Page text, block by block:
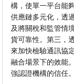
構，使單一平台能
供應鏈多元化，透
及將關稅和監管情
貨可靠性。第三，
來加快檢驗通訊協
融合場景下的效能
強認證機構的信任。